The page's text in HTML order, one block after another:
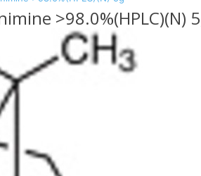
>98.0%(HPLC)(N)